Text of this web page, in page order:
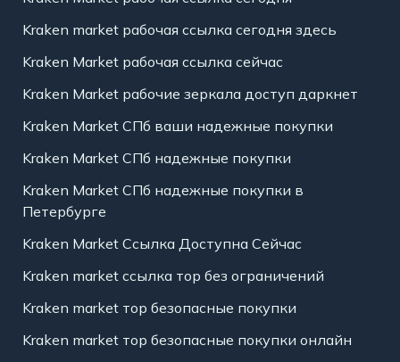
Kraken market рабочая ссылка сегодня здесь
Kraken Market рабочая ссылка сейчас
Kraken Market рабочие зеркала доступ даркнет
Kraken Market СПб ваши надежные покупки
Kraken Market СПб надежные покупки
Kraken Market СПб надежные покупки в
Петербурге
Kraken Market Ссылка Доступна Сейчас
Kraken market ссылка тор без ограничений
Kraken market тор безопасные покупки
Kraken market тор безопасные покупки онлайн